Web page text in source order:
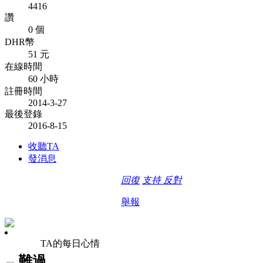
4416
讚
0 個
DHR幣
51 元
在線時間
60 小時
註冊時間
2014-3-27
最後登錄
2016-8-15
收聽TA
發消息
回復 支持 反對
舉報
TA的每日心情